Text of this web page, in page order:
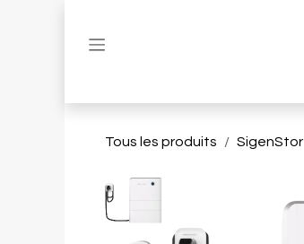
Tous les produits SigenStor